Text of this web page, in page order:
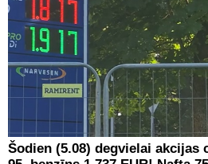
Šodien (5.08) degvielai akcijas